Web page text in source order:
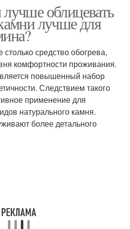
облицевать
лучше для
средство обогрева,
комфортности проживания.
повышенный набор
Следствием такого
применение для
натурального камня.
более детального